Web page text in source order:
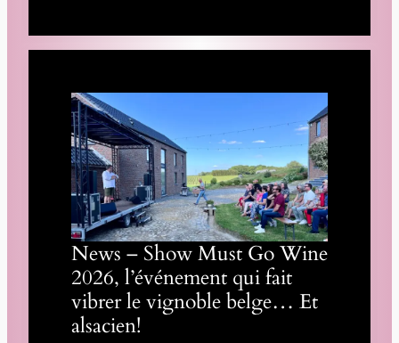
News – Show Must Go Wine
2026, l’événement qui fait
vibrer le vignoble belge… Et
alsacien!